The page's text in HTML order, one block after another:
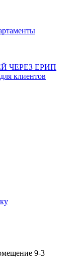
ЧЕРЕЗ ЕРИП
клиентов
9-3